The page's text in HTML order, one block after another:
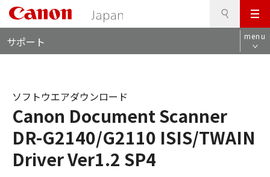
メ
ニ
ュ
サポート menu
Canon Document Scanner
DR-G2140/G2110 ISIS/TWAIN
Driver Ver1.2 SP4
ソフトウエアダウンロード